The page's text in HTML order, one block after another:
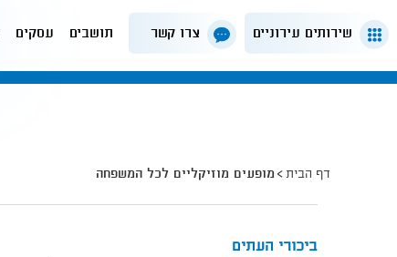
שירותים עירוניים צרו קשר תושבים עסקים
דף הבית מופעים מוזיקליים לכל המשפחה
ביכורי העתים